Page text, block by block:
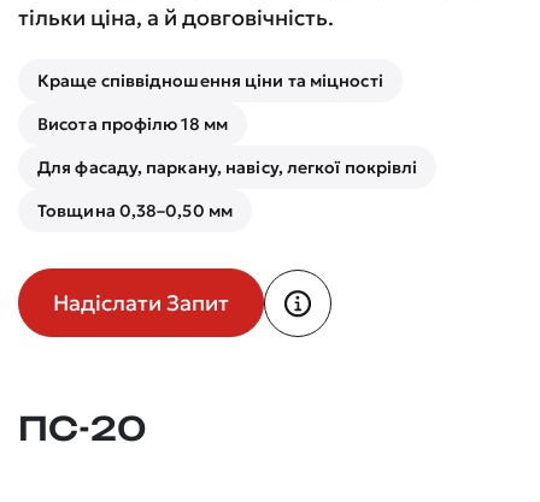
тільки ціна, а й довговічність.
Краще співвідношення ціни та міцності
Висота профілю 18 мм
Для фасаду, паркану, навісу, легкої покрівлі
Товщина 0,38–0,50 мм
Надіслати Запит
ПС-20